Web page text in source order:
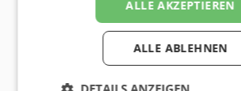
ALLE AKZEPTIEREN
ALLE ABLEHNEN